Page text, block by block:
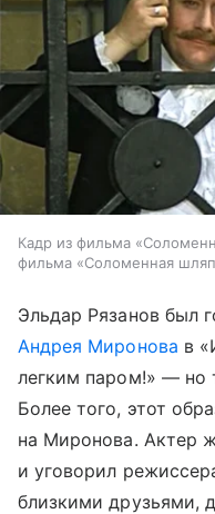
Кадр из фильма
фильма «Соломенная
Эльдар Рязанов был
Андрея Миронова в
легким паром!» — но
Более того, этот
на Миронова. Актер
и уговорил
близкими друзьями,